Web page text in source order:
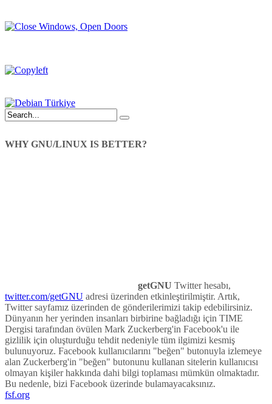
WHY GNU/LINUX IS BETTER?
getGNU Twitter hesabı,
twitter.com/getGNU adresi üzerinden etkinleştirilmiştir. Artık,
Twitter sayfamız üzerinden de gönderilerimizi takip edebilirsiniz.
Dünyanın her yerinden insanları birbirine bağladığı için TIME
Dergisi tarafından övülen Mark Zuckerberg'in Facebook'u ile
gizlilik için oluşturduğu tehdit nedeniyle tüm ilgimizi kesmiş
bulunuyoruz. Facebook kullanıcılarını "beğen" butonuyla izlemeye
alan Zuckerberg'in "beğen" butonunu kullanan sitelerin kullanıcısı
olmayan kişiler hakkında dahi bilgi toplaması mümkün olmaktadır.
Bu nedenle, bizi Facebook üzerinde bulamayacaksınız.
fsf.org